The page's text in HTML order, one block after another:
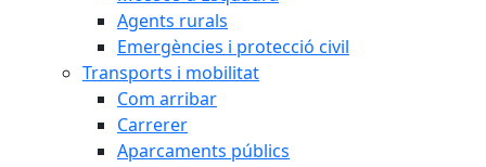
Agents rurals
Emergències i protecció civil
Transports i mobilitat
Com arribar
Carrerer
Aparcaments públics